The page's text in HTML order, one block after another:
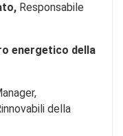
Responsabile
energetico della
della